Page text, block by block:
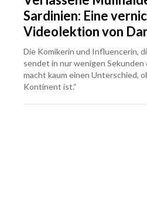
Sardinien: Eine
Videolektion von
Die Komikerin und Influencerin,
sendet in nur wenigen Sekunden
macht kaum einen Unterschied,
Kontinent ist.“